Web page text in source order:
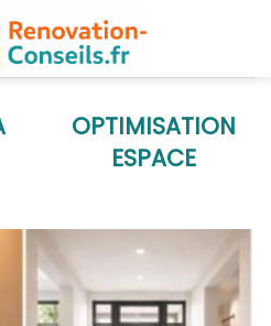
OPTIMISATION
ESPACE